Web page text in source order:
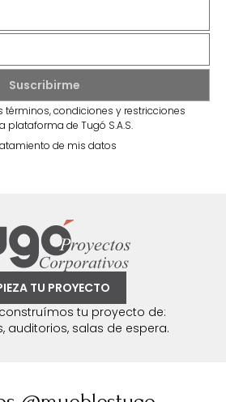
términos, condiciones y restricciones
plataforma de Tugó S.A.S.
de mis datos
TU PROYECTO
tu proyecto de:
auditorios, salas de espera.